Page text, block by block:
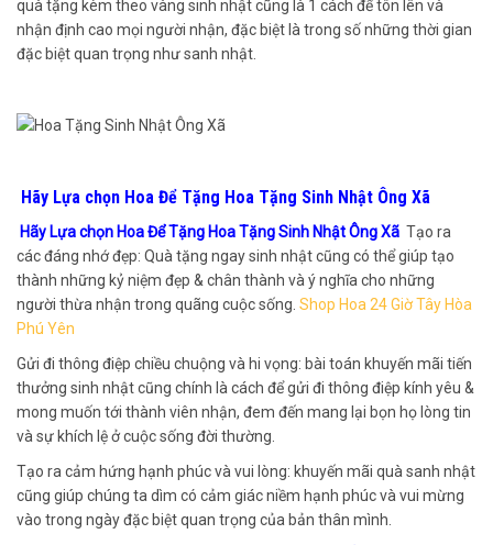
quà tặng kèm theo vàng sinh nhật cũng là 1 cách để tôn lên và
nhận định cao mọi người nhận, đặc biệt là trong số những thời gian
đặc biệt quan trọng như sanh nhật.
Hãy Lựa chọn Hoa Để Tặng Hoa Tặng Sinh Nhật Ông Xã
Hãy Lựa chọn Hoa Để Tặng Hoa Tặng Sinh Nhật Ông Xã Tạo ra
các đáng nhớ đẹp: Quà tặng ngay sinh nhật cũng có thể giúp tạo
thành những kỷ niệm đẹp & chân thành và ý nghĩa cho những
người thừa nhận trong quãng cuộc sống. Shop Hoa 24 Giờ Tây Hòa
Phú Yên
Gửi đi thông điệp chiều chuộng và hi vọng: bài toán khuyến mãi tiến
thưởng sinh nhật cũng chính là cách để gửi đi thông điệp kính yêu &
mong muốn tới thành viên nhận, đem đến mang lại bọn họ lòng tin
và sự khích lệ ở cuộc sống đời thường.
Tạo ra cảm hứng hạnh phúc và vui lòng: khuyến mãi quà sanh nhật
cũng giúp chúng ta dìm có cảm giác niềm hạnh phúc và vui mừng
vào trong ngày đặc biệt quan trọng của bản thân mình.